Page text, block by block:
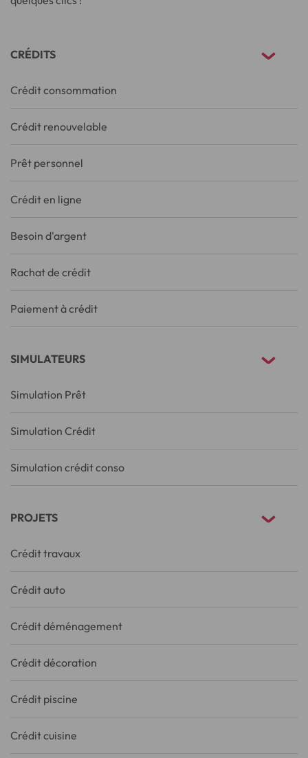
CRÉDITS
Crédit consommation
Crédit renouvelable
Prêt personnel
Crédit en ligne
Besoin d'argent
Rachat de crédit
Paiement à crédit
SIMULATEURS
Simulation Prêt
Simulation Crédit
Simulation crédit conso
PROJETS
Crédit travaux
Crédit auto
Crédit déménagement
Crédit décoration
Crédit piscine
Crédit cuisine